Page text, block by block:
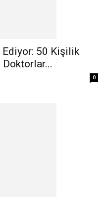
Ediyor: 50 Kişilik
Doktorlar...
0